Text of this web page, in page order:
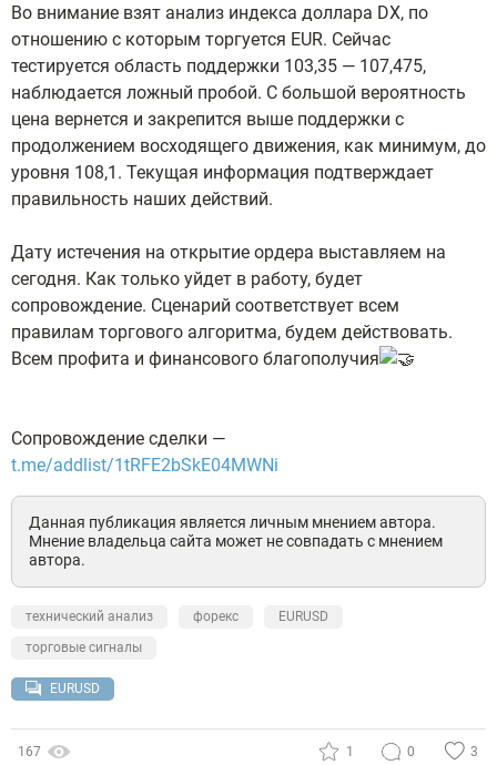
Во внимание взят анализ индекса доллара DX, по
отношению с которым торгуется EUR. Сейчас
тестируется область поддержки 103,35 — 107,475,
наблюдается ложный пробой. С большой вероятность
цена вернется и закрепится выше поддержки с
продолжением восходящего движения, как минимум, до
уровня 108,1. Текущая информация подтверждает
правильность наших действий.
Дату истечения на открытие ордера выставляем на
сегодня. Как только уйдет в работу, будет
сопровождение. Сценарий соответствует всем
правилам торгового алгоритма, будем действовать.
Всем профита и финансового благополучия
Сопровождение сделки —
t.me/addlist/1tRFE2bSkE04MWNi
Данная публикация является личным мнением автора.
Мнение владельца сайта может не совпадать с мнением
автора.
технический анализ форекс
EURUSD
торговые сигналы
EURUSD
167 1 0 3